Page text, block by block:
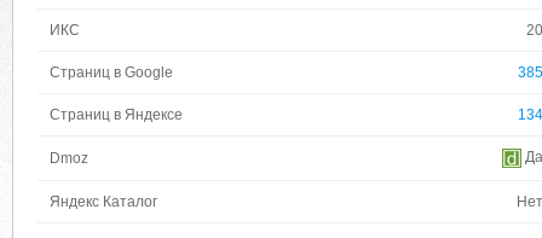
ИКС 20
Страниц в Google 385
Страниц в Яндексе 134
Dmoz Да
Яндекс Каталог Нет